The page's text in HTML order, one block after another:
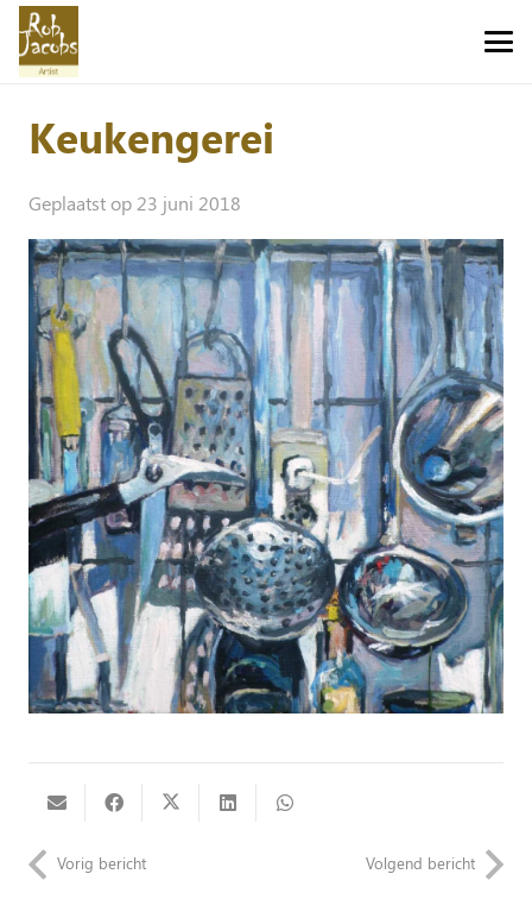
Keukengerei
Geplaatst op 23 juni 2018
Vorig bericht Volgend bericht